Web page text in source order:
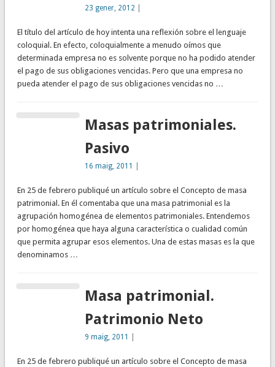
23 gener, 2012
El título del artículo de hoy intenta una reflexión sobre el lenguaje
coloquial. En efecto, coloquialmente a menudo oímos que
determinada empresa no es solvente porque no ha podido atender
el pago de sus obligaciones vencidas. Pero que una empresa no
pueda atender el pago de sus obligaciones vencidas no …
Masas patrimoniales.
Pasivo
16 maig, 2011
En 25 de febrero publiqué un artículo sobre el Concepto de masa
patrimonial. En él comentaba que una masa patrimonial es la
agrupación homogénea de elementos patrimoniales. Entendemos
por homogénea que haya alguna característica o cualidad común
que permita agrupar esos elementos. Una de estas masas es la que
denominamos …
Masa patrimonial.
Patrimonio Neto
9 maig, 2011
En 25 de febrero publiqué un artículo sobre el Concepto de masa